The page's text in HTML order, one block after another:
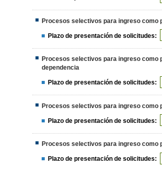
Procesos selectivos para ingreso como
Plazo de presentación de solicitudes:
Procesos selectivos para ingreso como
dependencia
Plazo de presentación de solicitudes:
Procesos selectivos para ingreso como
Plazo de presentación de solicitudes:
Procesos selectivos para ingreso como
Plazo de presentación de solicitudes: